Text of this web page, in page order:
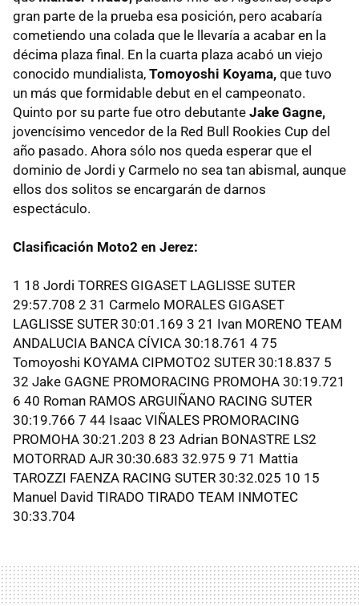
gran parte de la prueba esa posición, pero acabaría
cometiendo una colada que le llevaría a acabar en la
décima plaza final. En la cuarta plaza acabó un viejo
conocido mundialista, Tomoyoshi Koyama, que tuvo
un más que formidable debut en el campeonato.
Quinto por su parte fue otro debutante Jake Gagne,
jovencísimo vencedor de la Red Bull Rookies Cup del
año pasado. Ahora sólo nos queda esperar que el
dominio de Jordi y Carmelo no sea tan abismal, aunque
ellos dos solitos se encargarán de darnos
espectáculo.
Clasificación Moto2 en Jerez:
1 18 Jordi TORRES GIGASET LAGLISSE SUTER
29:57.708 2 31 Carmelo MORALES GIGASET
LAGLISSE SUTER 30:01.169 3 21 Ivan MORENO TEAM
ANDALUCIA BANCA CÍVICA 30:18.761 4 75
Tomoyoshi KOYAMA CIPMOTO2 SUTER 30:18.837 5
32 Jake GAGNE PROMORACING PROMOHA 30:19.721
6 40 Roman RAMOS ARGUIÑANO RACING SUTER
30:19.766 7 44 Isaac VIÑALES PROMORACING
PROMOHA 30:21.203 8 23 Adrian BONASTRE LS2
MOTORRAD AJR 30:30.683 32.975 9 71 Mattia
TAROZZI FAENZA RACING SUTER 30:32.025 10 15
Manuel David TIRADO TIRADO TEAM INMOTEC
30:33.704